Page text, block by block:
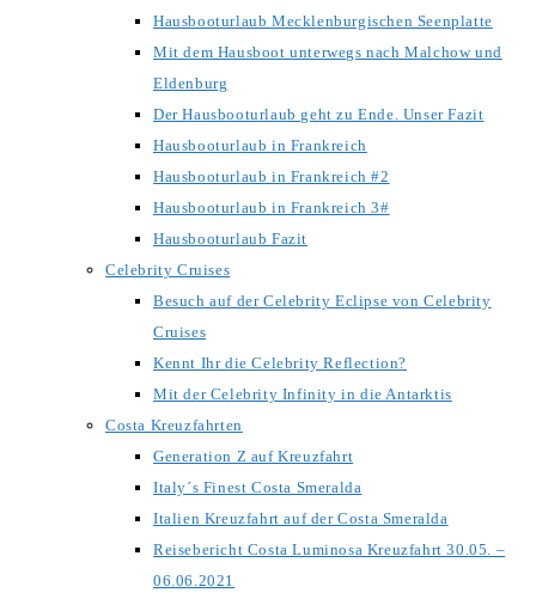
Hausbooturlaub Mecklenburgischen Seenplatte
Mit dem Hausboot unterwegs nach Malchow und
Eldenburg
Der Hausbooturlaub geht zu Ende. Unser Fazit
Hausbooturlaub in Frankreich
Hausbooturlaub in Frankreich #2
Hausbooturlaub in Frankreich 3#
Hausbooturlaub Fazit
Celebrity Cruises
Besuch auf der Celebrity Eclipse von Celebrity
Cruises
Kennt Ihr die Celebrity Reflection?
Mit der Celebrity Infinity in die Antarktis
Costa Kreuzfahrten
Generation Z auf Kreuzfahrt
Italy´s Finest Costa Smeralda
Italien Kreuzfahrt auf der Costa Smeralda
Reisebericht Costa Luminosa Kreuzfahrt 30.05. –
06.06.2021